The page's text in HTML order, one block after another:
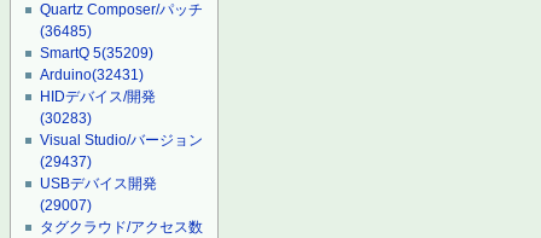
Quartz Composer/パッチ
(36485)
SmartQ 5(35209)
Arduino(32431)
HIDデバイス/開発
(30283)
Visual Studio/バージョン
(29437)
USBデバイス開発
(29007)
タグクラウド/アクセス数